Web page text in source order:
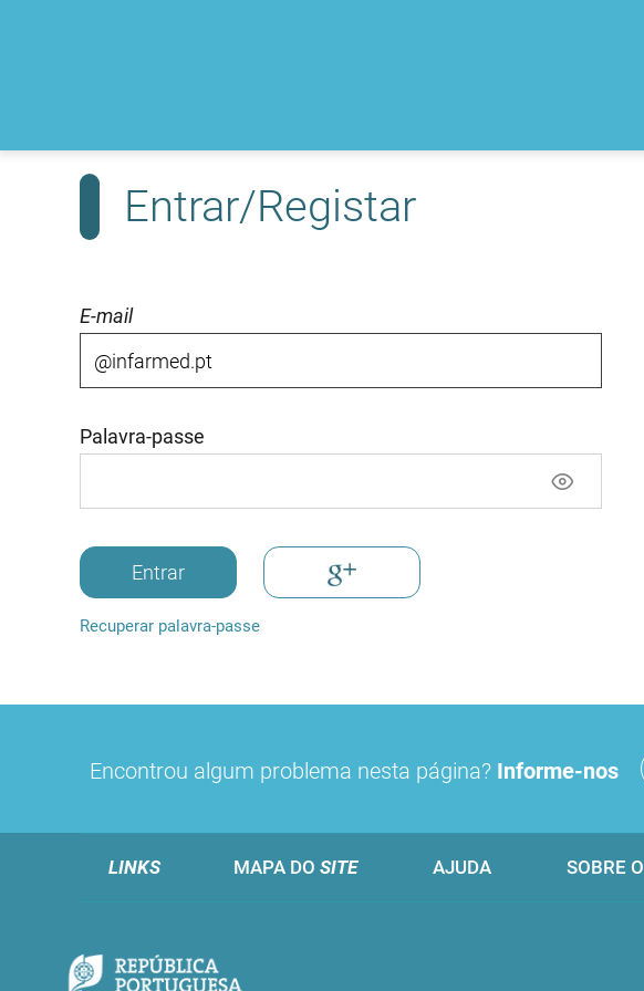
Entrar/Registar
E-mail
Palavra-passe
Entrar
Recuperar palavra-passe
Encontrou algum problema nesta página? Informe-nos
LINKS MAPA DO SITE AJUDA SOBRE O